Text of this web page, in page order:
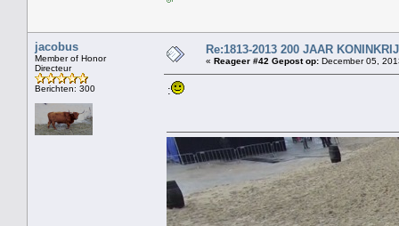
jacobus
Member of Honor
Directeur
Berichten: 300
Re:1813-2013 200 JAAR
« Reageer #42 Gepost op: December 05,
: